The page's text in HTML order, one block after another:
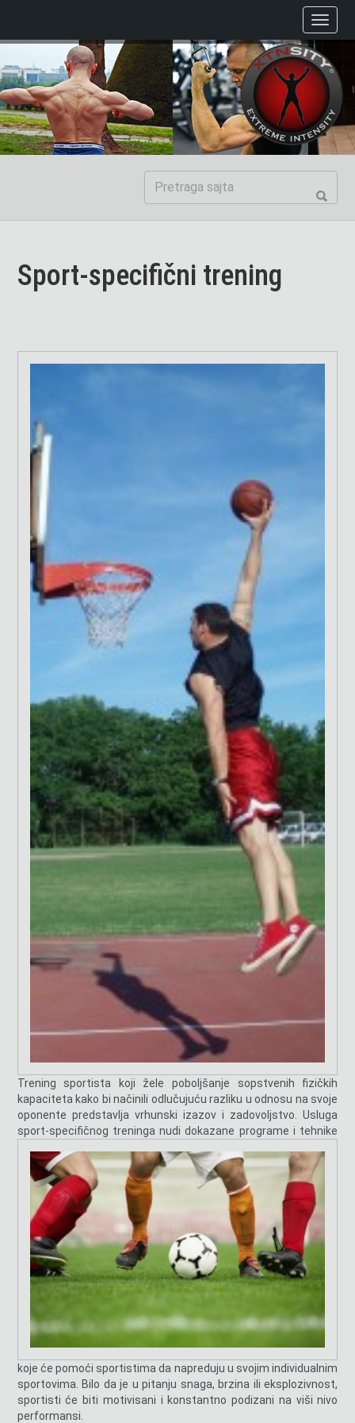
Sport-specifični trening
Trening sportista koji žele poboljšanje sopstvenih fizičkih
kapaciteta kako bi načinili odlučujuću razliku u odnosu na svoje
oponente predstavlja vrhunski izazov i zadovoljstvo. Usluga
sport-specifičnog treninga nudi dokazane programe i tehnike
koje će pomoći sportistima da napreduju u svojim individualnim
sportovima. Bilo da je u pitanju snaga, brzina ili eksplozivnost,
sportisti će biti motivisani i konstantno podizani na viši nivo
performansi.